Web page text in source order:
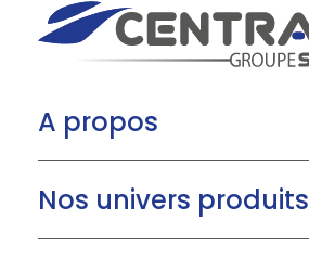
A propos
Nos univers produits